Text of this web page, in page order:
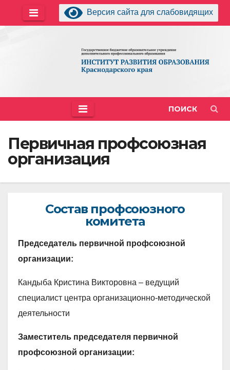
Версия сайта для слабовидящих
ПОИСК
Первичная профсоюзная
организация
Состав профсоюзного
комитета
Председатель первичной профсоюзной
организации:
Кандыба Кристина Викторовна – ведущий
специалист центра организационно-методической
деятельности
Заместитель председателя первичной
профсоюзной организации: